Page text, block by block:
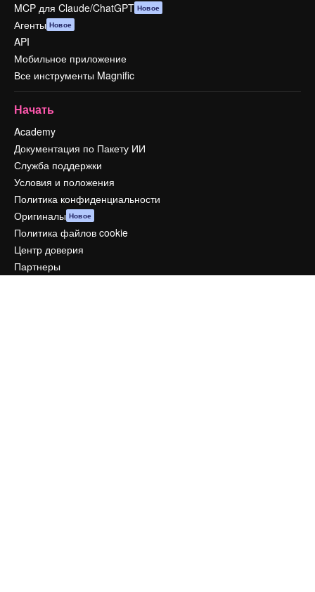
MCP для Claude/ChatGPT Новое
Агенты Новое
API
Мобильное приложение
Все инструменты Magnific
Начать
Academy
Документация по Пакету ИИ
Служба поддержки
Условия и положения
Политика конфиденциальности
Оригиналы Новое
Политика файлов cookie
Центр доверия
Партнеры